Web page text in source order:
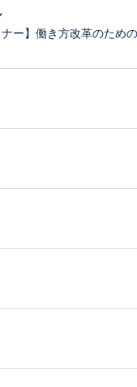
ナー】働き方改革のため